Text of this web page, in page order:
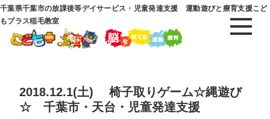
千葉県千葉市の放課後等デイサービス・児童発達支援 運動遊びと療育支援こど
もプラス稲毛教室
2018.12.1(土) 椅子取りゲーム☆縄遊び
☆ 千葉市・天台・児童発達支援